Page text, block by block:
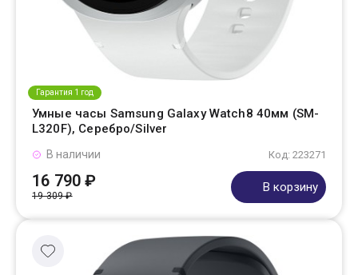
Гарантия 1 год
Умные часы Samsung Galaxy Watch8 40мм (SM-
L320F), Серебро/Silver
Код: 223271
В наличии
16 790 ₽
19 309 ₽
В корзину